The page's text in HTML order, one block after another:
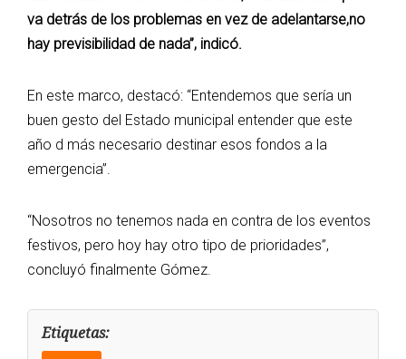
va detrás de los problemas en vez de adelantarse,no
hay previsibilidad de nada”, indicó.
En este marco, destacó: “Entendemos que sería un
buen gesto del Estado municipal entender que este
año d más necesario destinar esos fondos a la
emergencia”.
“Nosotros no tenemos nada en contra de los eventos
festivos, pero hoy hay otro tipo de prioridades”,
concluyó finalmente Gómez.
Etiquetas: